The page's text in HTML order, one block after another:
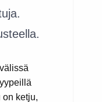
ketju,